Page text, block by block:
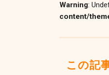
Warning:
content/
この記